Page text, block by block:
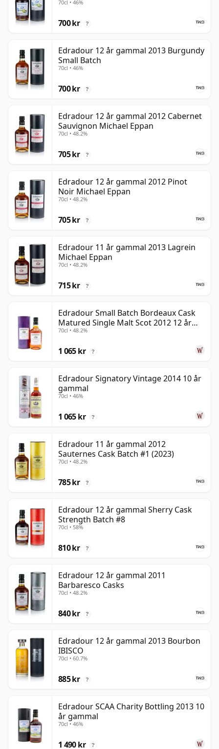
70cl • 46%
700 kr ?
Edradour 12 år gammal 2013 Burgundy
Small Batch
70cl • 46%
700 kr ?
Edradour 12 år gammal 2012 Cabernet
Sauvignon Michael Eppan
70cl • 48.2%
705 kr ?
Edradour 12 år gammal 2012 Pinot
Noir Michael Eppan
70cl • 48.2%
705 kr ?
Edradour 11 år gammal 2013 Lagrein
Michael Eppan
70cl • 48.2%
715 kr ?
Edradour Small Batch Bordeaux Cask
Matured Single Malt Scot 2012 12 år
gammal
70cl • 48.2%
1 065 kr ?
Edradour Signatory Vintage 2014 10 år
gammal
70cl • 46%
1 065 kr ?
Edradour 11 år gammal 2012
Sauternes Cask Batch #1 (2023)
70cl • 48.2%
785 kr ?
Edradour 12 år gammal Sherry Cask
Strength Batch #8
70cl • 58%
810 kr ?
Edradour 12 år gammal 2011
Barbaresco Casks
70cl • 48.2%
840 kr ?
Edradour 12 år gammal 2013 Bourbon
IBISCO
70cl • 60.7%
885 kr ?
Edradour SCAA Charity Bottling 2013 10
år gammal
70cl • 46%
1 490 kr ?